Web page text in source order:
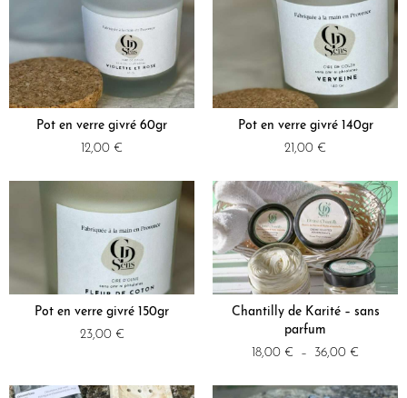
Pot en verre givré 60gr
12,00 €
Pot en verre givré 140gr
21,00 €
Pot en verre givré 150gr
23,00 €
Chantilly de Karité – sans
parfum
18,00 € – 36,00 €